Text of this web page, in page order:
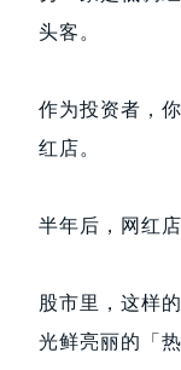
头客。
作为投资者，
红店。
半年后，网红
股市里，这样
光鲜亮丽的「